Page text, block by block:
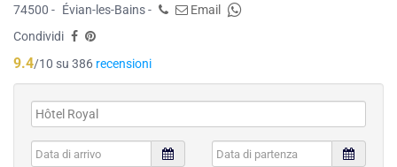
74500 - Évian-les-Bains -
Email
Condividi
9.4/10 su 386 recensioni